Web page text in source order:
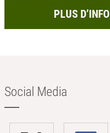
PLUS D’INFO
Social Media